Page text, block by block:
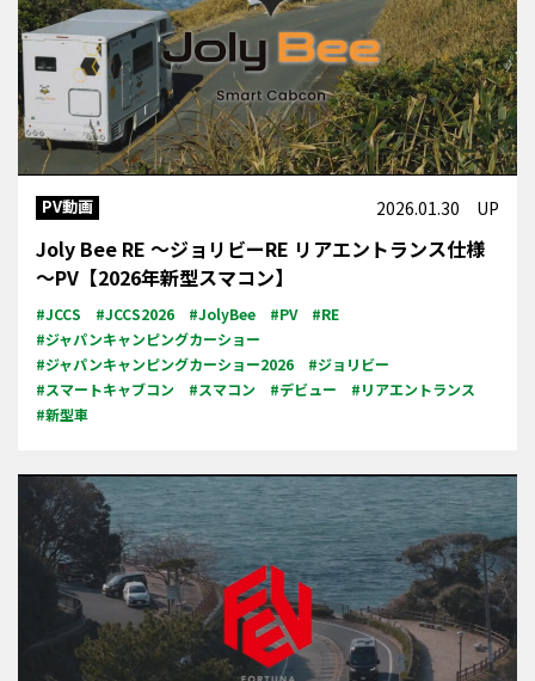
PV動画 2026.01.30 UP
Joly Bee RE ～ジョリビーRE リアエントランス仕様
～PV【2026年新型スマコン】
#JCCS #JCCS2026 #JolyBee #PV
#RE
#ジャパンキャンピングカーショー
#ジャパンキャンピングカーショー2026
#ジョリビー
#スマートキャブコン
#スマコン #デビュー
#リアエントランス
#新型車